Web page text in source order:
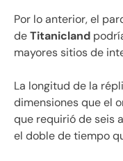
Por lo anterior, el
deTitanicland
mayores sitios de
La longitud de la
dimensiones que el
que requirió de seis
el doble de tiempo